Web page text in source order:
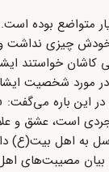
متواضع بوده
می‌گرفتند.[۱۹] وی از نظر مال و ثروت، از
کاشان خواستند
در مورد شخصیت
این باره می‌گفت:
است، عشق و
به اهل بیت(ع)
و بیان مصیبت‌های